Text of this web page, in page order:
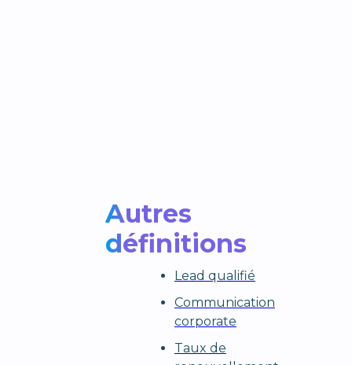
Autres
définitions
Lead qualifié
Communication
corporate
Taux de